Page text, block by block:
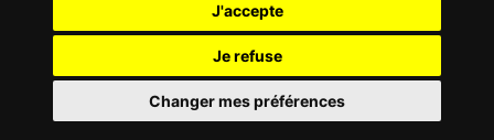
J'accepte
Je refuse
Changer mes préférences